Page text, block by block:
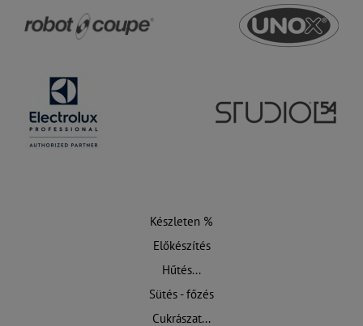
Készleten %
Előkészítés
Hűtés...
Sütés - főzés
Cukrászat...